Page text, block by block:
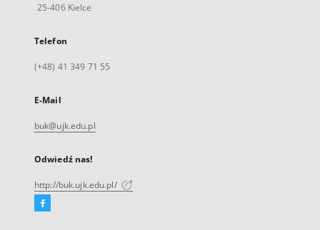
25-406 Kielce
Telefon
(+48) 41 349 71 55
E-Mail
buk@ujk.edu.pl
Odwiedź nas!
http://buk.ujk.edu.pl/
Facebook